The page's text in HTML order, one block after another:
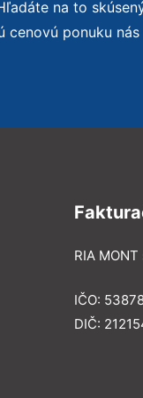
na to
cenovú ponuku
RIA MONT
IČO:
DIČ: